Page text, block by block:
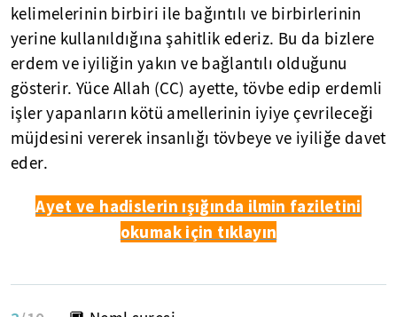
kelimelerinin birbiri ile bağıntılı ve birbirlerinin
yerine kullanıldığına şahitlik ederiz. Bu da bizlere
erdem ve iyiliğin yakın ve bağlantılı olduğunu
gösterir. Yüce Allah (CC) ayette, tövbe edip erdemli
işler yapanların kötü amellerinin iyiye çevrileceği
müjdesini vererek insanlığı tövbeye ve iyiliğe davet
eder.
Ayet ve hadislerin ışığında ilmin faziletini
okumak için tıklayın